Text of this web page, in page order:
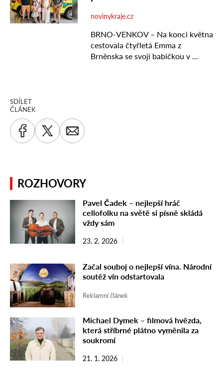
SDÍLET
ČLÁNEK
ROZHOVORY
Pavel Čadek – nejlepší hráč
cellofolku na světě si písně skládá
vždy sám
23. 2. 2026
Začal souboj o nejlepší vína. Národní
soutěž vín odstartovala
Reklamní článek
Michael Dymek – filmová hvězda,
která stříbrné plátno vyměnila za
soukromí
21. 1. 2026